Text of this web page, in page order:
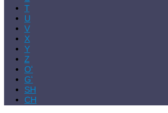
T
U
V
X
Y
Z
Oʻ
Gʻ
SH
CH